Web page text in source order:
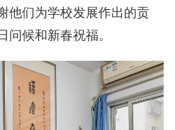
他们为学校发展作出的贡
候和新春祝福。